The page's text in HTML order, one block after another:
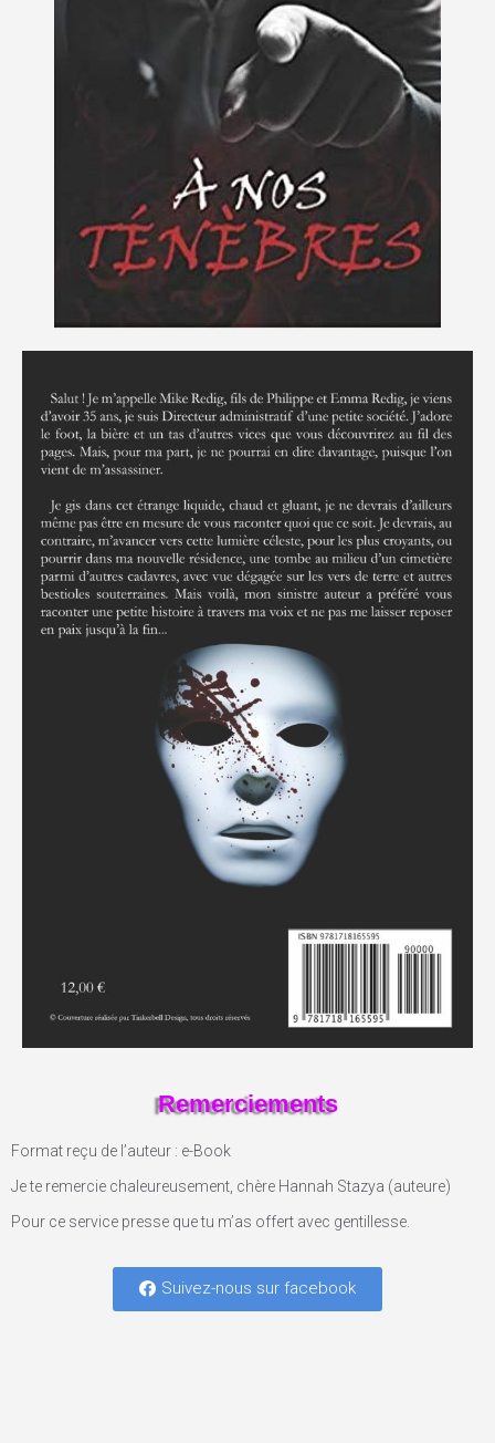
Remerciements
Format reçu de l’auteur : e-Book
Je te remercie chaleureusement, chère Hannah Stazya (auteure)
Pour ce service presse que tu m’as offert avec gentillesse.
Suivez-nous sur facebook